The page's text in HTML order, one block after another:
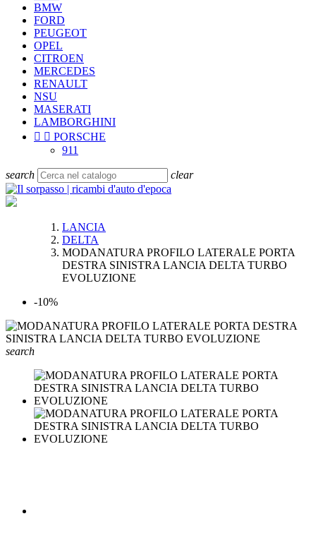
BMW
FORD
PEUGEOT
OPEL
CITROEN
MERCEDES
RENAULT
NSU
MASERATI
LAMBORGHINI
  PORSCHE
911
search clear
LANCIA
DELTA
MODANATURA PROFILO LATERALE PORTA
DESTRA SINISTRA LANCIA DELTA TURBO
EVOLUZIONE
-10%
search